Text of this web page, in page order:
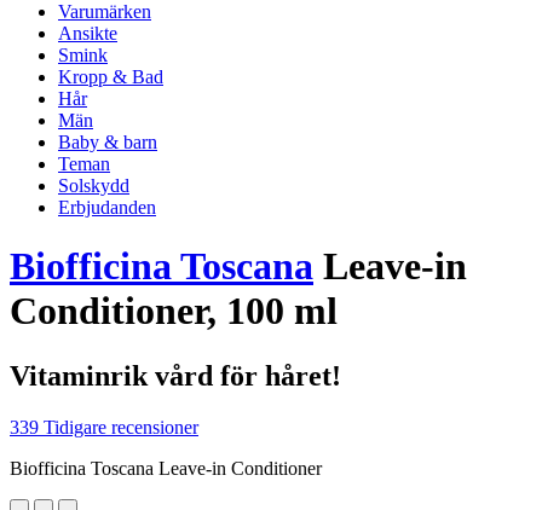
Varumärken
Ansikte
Smink
Kropp & Bad
Hår
Män
Baby & barn
Teman
Solskydd
Erbjudanden
Biofficina Toscana Leave-in
Conditioner, 100 ml
Vitaminrik vård för håret!
339 Tidigare recensioner
Biofficina Toscana Leave-in Conditioner